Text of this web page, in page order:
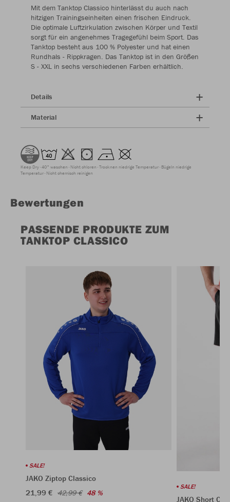
Mit dem Tanktop Classico hinterlässt du auch nach
hitzigen Trainingseinheiten einen frischen Eindruck.
Die optimale Luftzirkulation zwischen Körper und Textil
sorgt für ein angenehmes Tragegefühl beim Sport. Das
Tanktop besteht aus 100 % Polyester und hat einen
Rundhals - Rippkragen. Das Tanktop ist in den Größen
S - XXL in sechs verschiedenen Farben erhältlich.
Details
Material
Keep Dry 40° waschen Nicht chloren Trocknen niedrige Temperatur Bügeln niedrige
Temperatur Nicht chemisch reinigen
Bewertungen
PASSENDE PRODUKTE ZUM
TANKTOP CLASSICO
SALE!
JAKO Ziptop Classico
21,99 € 42,99 € 48 %
SALE!
JAKO Short